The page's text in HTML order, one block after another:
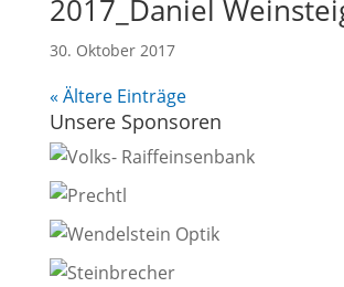
2017_Daniel
30. Oktober 2017
« Ältere Einträge
Unsere Sponsoren